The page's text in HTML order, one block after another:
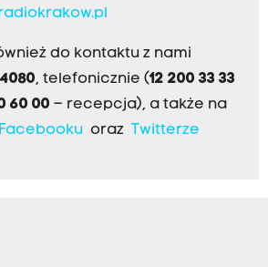
do kontaktu z nami
4080, telefonicznie (12 200 33 33
60 00 – recepcja), a także na
Facebookuoraz Twitterze